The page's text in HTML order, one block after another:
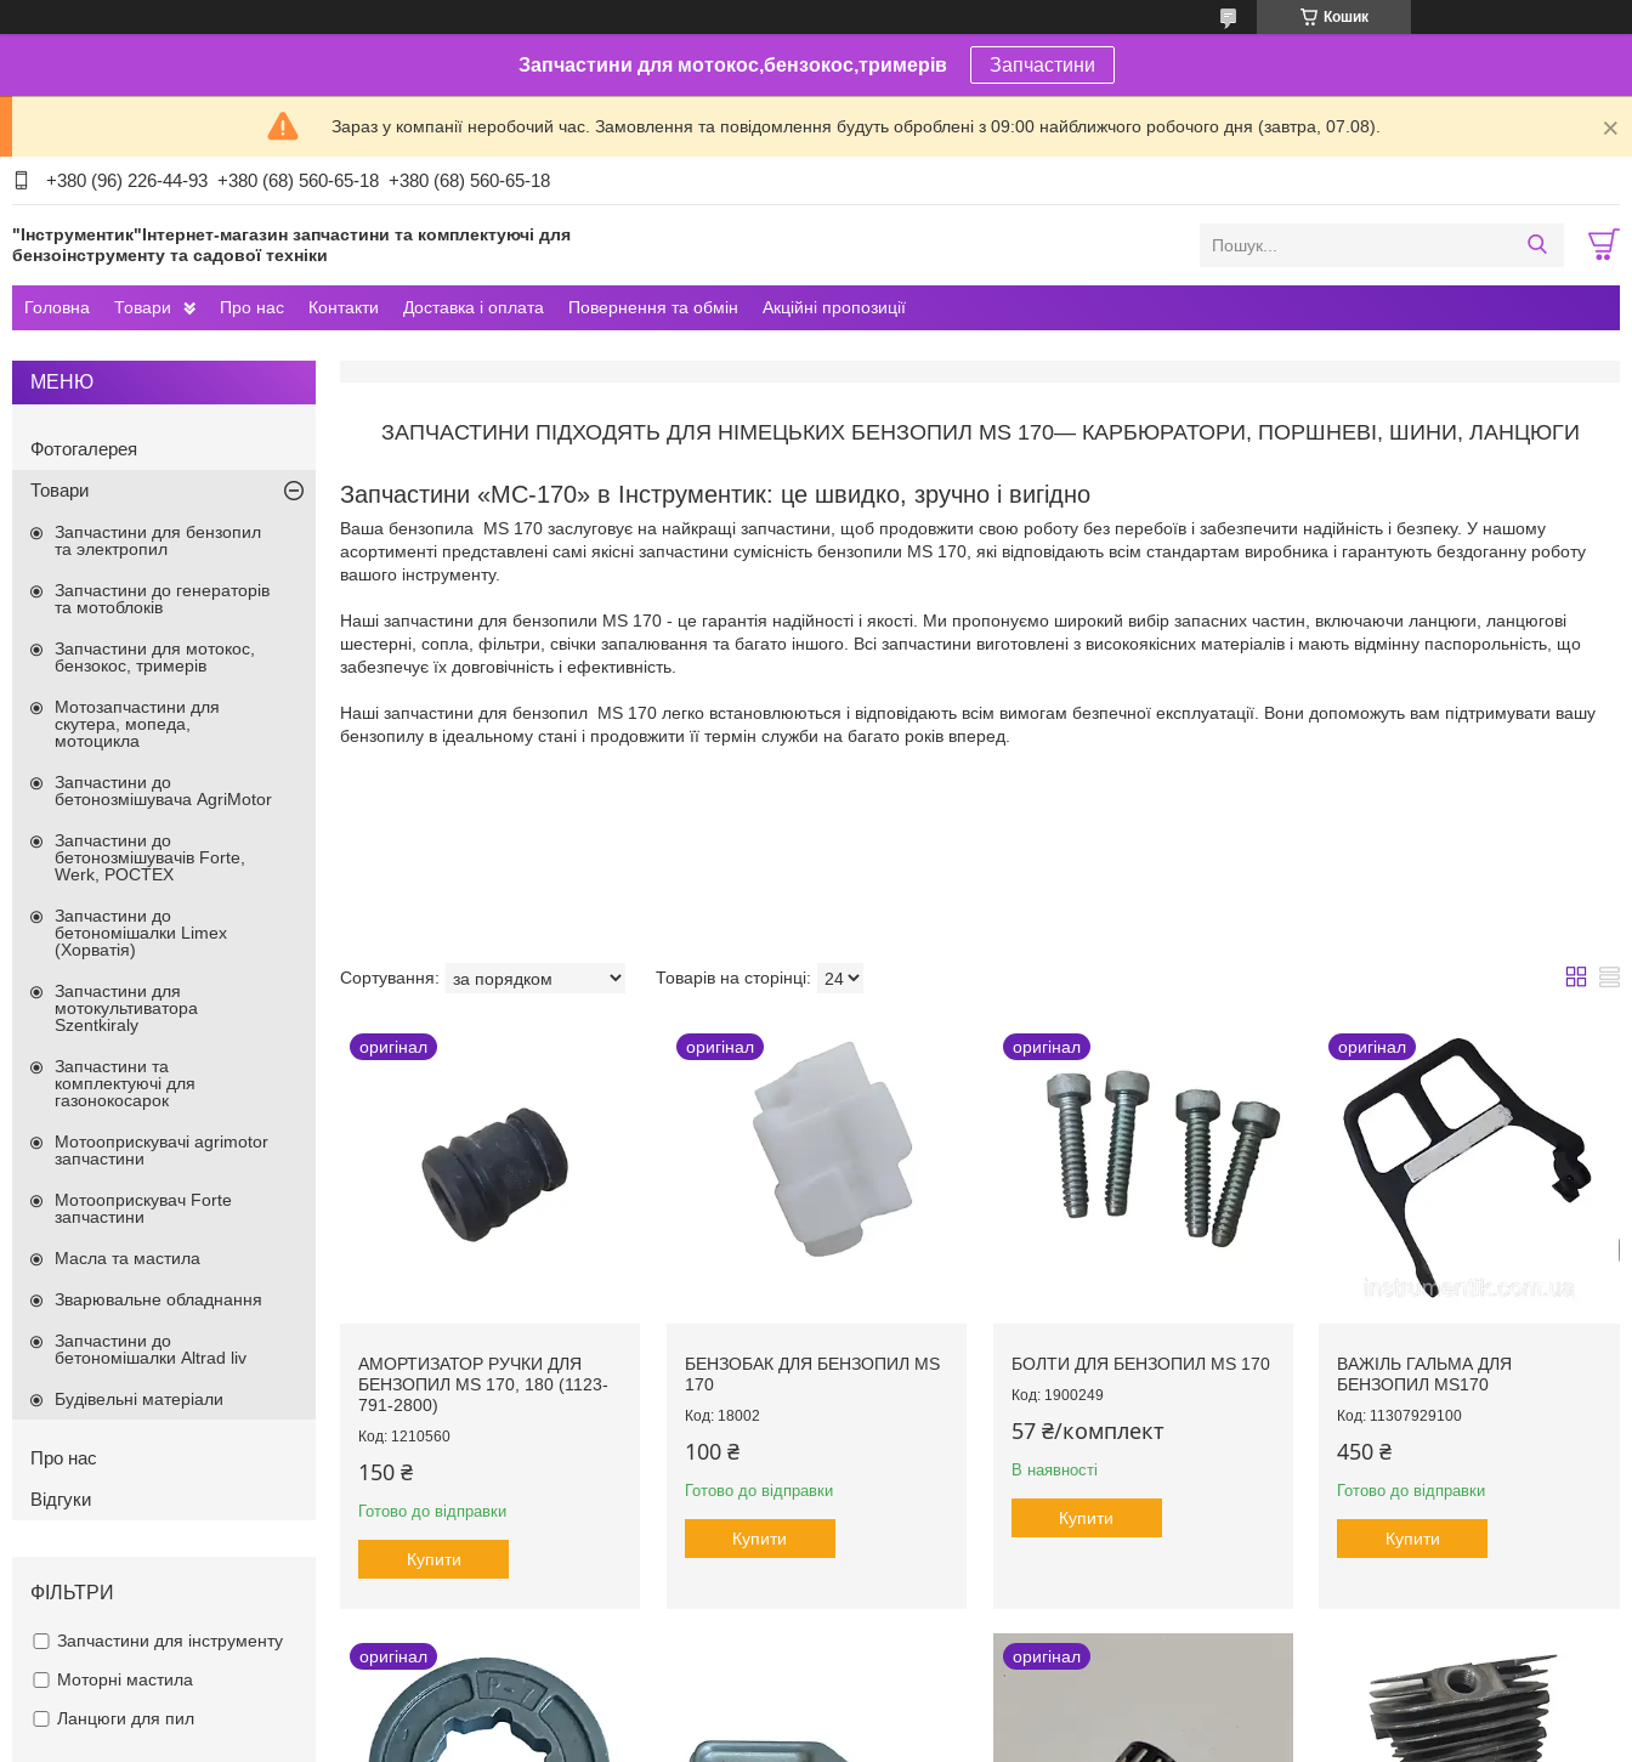
Кошик
Запчастини для мотокос,бензокос,тримерів Запчастини
Зараз у компанії неробочий час. Замовлення та повідомлення будуть оброблені з 09:00 найближчого робочого дня (завтра, 07.08).
+380 (96) 226-44-93 +380 (68) 560-65-18 +380 (68) 560-65-18
"Інструментик"Інтернет-магазин запчастини та комплектуючі для
бензоінструменту та садової техніки
Головна Товари Про нас Контакти Доставка і оплата Повернення та обмін Акційні пропозиції
ЗАПЧАСТИНИ ПІДХОДЯТЬ ДЛЯ НІМЕЦЬКИХ БЕНЗОПИЛ MS 170— КАРБЮРАТОРИ, ПОРШНЕВІ, ШИНИ, ЛАНЦЮГИ
Запчастини «МС-170» в Інструментик: це швидко, зручно і вигідно
Ваша бензопила MS 170 заслуговує на найкращі запчастини, щоб продовжити свою роботу без перебоїв і забезпечити надійність і безпеку. У нашому
асортименті представлені самі якісні запчастини сумісність бензопили MS 170, які відповідають всім стандартам виробника і гарантують бездоганну роботу
вашого інструменту.
Наші запчастини для бензопили MS 170 - це гарантія надійності і якості. Ми пропонуємо широкий вибір запасних частин, включаючи ланцюги, ланцюгові
шестерні, сопла, фільтри, свічки запалювання та багато іншого. Всі запчастини виготовлені з високоякісних матеріалів і мають відмінну паспорольність, що
забезпечує їх довговічність і ефективність.
Наші запчастини для бензопил MS 170 легко встановлюються і відповідають всім вимогам безпечної експлуатації. Вони допоможуть вам підтримувати вашу
бензопилу в ідеальному стані і продовжити її термін служби на багато років вперед.
оригінал
АМОРТИЗАТОР РУЧКИ ДЛЯ
БЕНЗОПИЛ MS 170, 180 (1123-
791-2800)
1210560
150 ₴
Готово до відправки
Купити
оригінал
БЕНЗОБАК ДЛЯ БЕНЗОПИЛ MS
170
18002
100 ₴
Готово до відправки
Купити
оригінал
БОЛТИ ДЛЯ БЕНЗОПИЛ MS 170
1900249
57 ₴/комплект
В наявності
Купити
оригінал
ВАЖІЛЬ ГАЛЬМА ДЛЯ
БЕНЗОПИЛ MS170
11307929100
450 ₴
Готово до відправки
Купити
оригінал оригінал
Фотогалерея
Товари
Запчастини для бензопил
та электропил
Запчастини до генераторів
та мотоблоків
Запчастини для мотокос,
бензокос, тримерів
Мотозапчастини для
скутера, мопеда,
мотоцикла
Запчастини до
бетонозмішувача AgriMotor
Запчастини до
бетонозмішувачів Forte,
Werk, РОСТЕХ
Запчастини до
бетономішалки Limex
(Хорватія)
Запчастини для
мотокультиватора
Szentkiraly
Запчастини та
комплектуючі для
газонокосарок
Мотооприскувачі agrimotor
запчастини
Мотооприскувач Forte
запчастини
Масла та мастила
Зварювальне обладнання
Запчастини до
бетономішалки Altrad liv
Будівельні матеріали
Про нас
Відгуки
ФІЛЬТРИ
Запчастини для інструменту
Моторні мастила
Ланцюги для пил